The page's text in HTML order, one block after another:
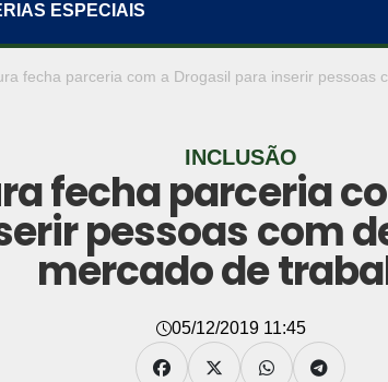
ESPECIAIS
fecha parceria com a Drogasil para inserir pessoas
INCLUSÃO
fecha parceria
pessoas com
mercado de
05/12/2019 11:45